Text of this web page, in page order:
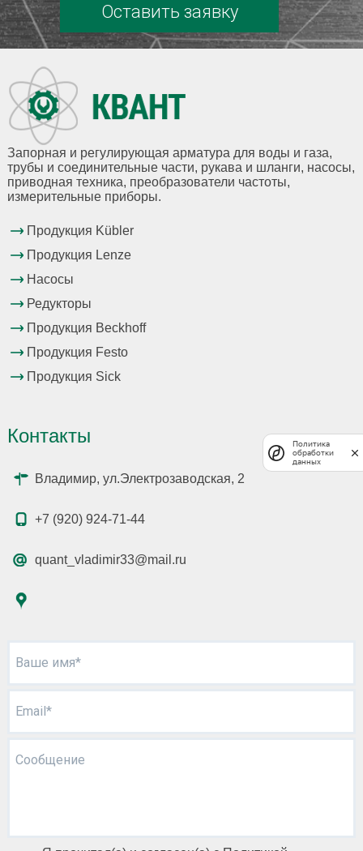
Оставить заявку
Запорная и регулирующая арматура для воды и газа,
трубы и соединительные части, рукава и шланги, насосы,
приводная техника, преобразователи частоты,
измерительные приборы.
Продукция Kübler
Продукция Lenze
Насосы
Редукторы
Продукция Beckhoff
Продукция Festo
Продукция Sick
Контакты
Владимир, ул.Электрозаводская, 2
+7 (920) 924-71-44
quant_vladimir33@mail.ru
Ваше имя*
Email*
Сообщение
Политика
обработки
данных